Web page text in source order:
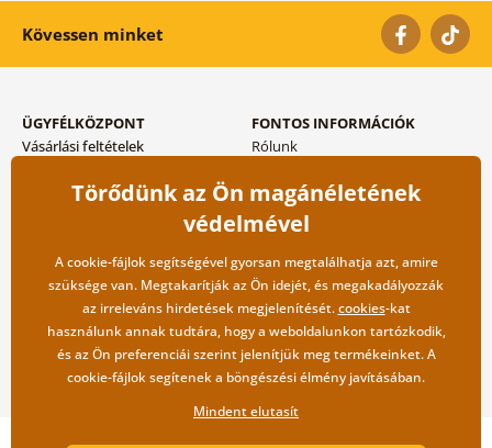
Kövessen minket
ÜGYFÉLKÖZPONT
Vásárlási feltételek
Szállítási és fizetési módok
FONTOS INFORMÁCIÓK
Rólunk
Blog
Kapcsolat
Nagykereskedelmi
együttműködés
Törődünk az Ön magánéletének
védelmével
A cookie-fájlok segítségével gyorsan megtalálhatja azt, amire
szüksége van. Megtakarítják az Ön idejét, és megakadályozzák
az irreleváns hirdetések megjelenítését.cookies-kat
használunk annak tudtára, hogy a weboldalunkon tartózkodik,
és az Ön preferenciái szerint jelenítjük meg termékeinket. A
cookie-fájlok segítenek a böngészési élmény javításában.
Mindent elutasít